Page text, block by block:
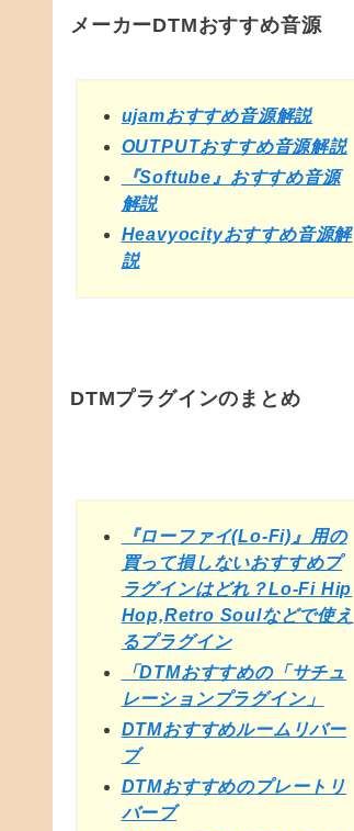
メーカーDTMおすすめ音源
ujamおすすめ音源解説
OUTPUTおすすめ音源解説
『Softube』おすすめ音源
解説
Heavyocityおすすめ音源解
説
DTMプラグインのまとめ
『ローファイ(Lo-Fi)』用の
買って損しないおすすめプ
ラグインはどれ？Lo-Fi Hip
Hop,Retro Soulなどで使え
るプラグイン
「DTMおすすめの「サチュ
レーションプラグイン」
DTMおすすめルームリバー
ブ
DTMおすすめのプレートリ
バーブ